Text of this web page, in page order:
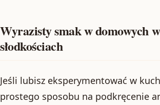
Wyrazisty smak w domowych
słodkościach
Jeśli lubisz eksperymentować w
prostego sposobu na podkręcenie